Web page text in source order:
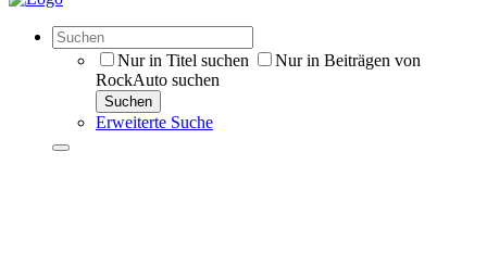
Nur in Titel suchen
Nur in Beiträgen von
RockAuto suchen
Suchen
Erweiterte Suche